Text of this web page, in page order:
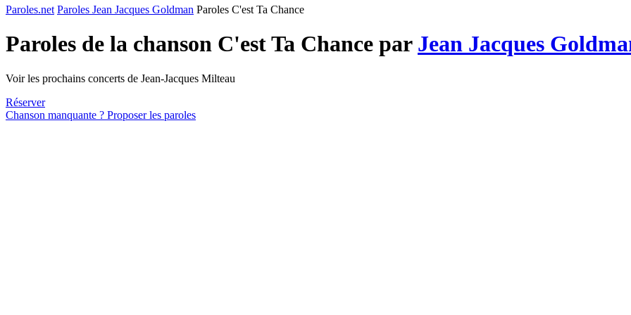
Paroles.net Paroles Jean Jacques Goldman Paroles C'est Ta Chance
Paroles de la chanson C'est Ta Chance par Jean Jacques
Voir les prochains concerts de Jean-Jacques Milteau
Réserver
Chanson manquante ? Proposer les paroles